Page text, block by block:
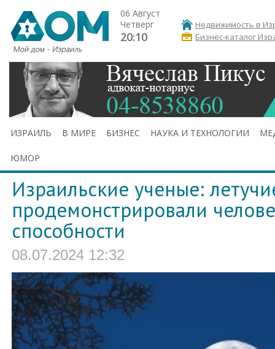
06 Август
Четверг
20:10
Недвижимость в
Бизнес-каталог
ИЗРАИЛЬ В МИРЕ БИЗНЕС НАУКА И ТЕХНОЛОГИИ
ЮМОР
Израильские ученые:
продемонстрировали
способности
08.07.2024 12:32